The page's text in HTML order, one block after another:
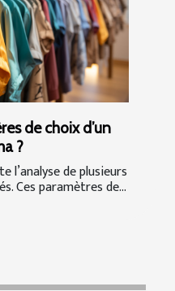
de choix d’un
?
l’analyse de plusieurs
Ces paramètres de...